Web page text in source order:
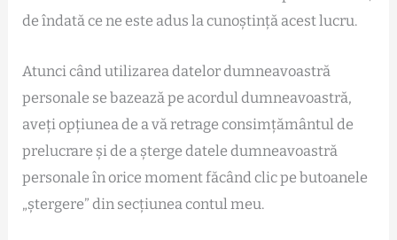
de îndată ce ne este adus la cunoștință acest lucru.
Atunci când utilizarea datelor dumneavoastră
personale se bazează pe acordul dumneavoastră,
aveți opțiunea de a vă retrage consimțământul de
prelucrare și de a șterge datele dumneavoastră
personale în orice moment făcând clic pe butoanele
„ștergere” din secțiunea contul meu.